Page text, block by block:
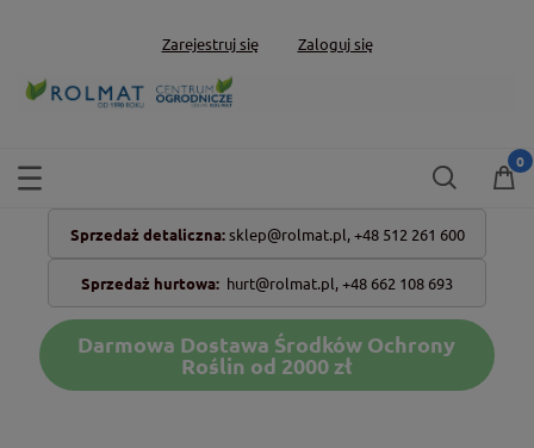
Zarejestruj się Zaloguj się
Sprzedaż detaliczna: sklep@rolmat.pl, +48 512 261 600
Sprzedaż hurtowa: hurt@rolmat.pl,+48 662 108 693
Darmowa Dostawa Środków Ochrony
Roślin od 2000 zł